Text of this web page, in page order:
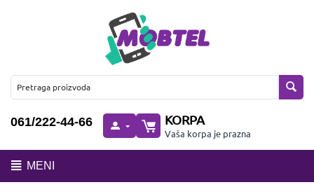
061/222-44-66 KORPA
Vaša korpa je prazna
MENI